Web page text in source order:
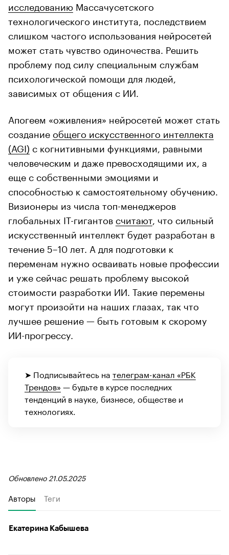
исследованию Массачусетского
технологического института, последствием
слишком частого использования нейросетей
может стать чувство одиночества. Решить
проблему под силу специальным службам
психологической помощи для людей,
зависимых от общения с ИИ.
Апогеем «оживления» нейросетей может стать
создание общего искусственного интеллекта
(AGI) с когнитивными функциями, равными
человеческим и даже превосходящими их, а
еще с собственными эмоциями и
способностью к самостоятельному обучению.
Визионеры из числа топ-менеджеров
глобальных IT-гигантов считают, что сильный
искусственный интеллект будет разработан в
течение 5–10 лет. А для подготовки к
переменам нужно осваивать новые профессии
и уже сейчас решать проблему высокой
стоимости разработки ИИ. Такие перемены
могут произойти на наших глазах, так что
лучшее решение — быть готовым к скорому
ИИ-прогрессу.
➤ Подписывайтесь на телеграм-канал «РБК
Трендов» — будьте в курсе последних
тенденций в науке, бизнесе, обществе и
технологиях.
Обновлено 21.05.2025
Авторы Теги
Екатерина Кабышева